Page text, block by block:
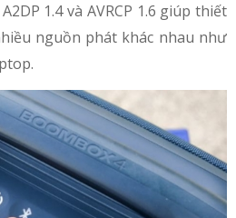
1.4 và AVRCP 1.6 giúp thiết
nguồn phát khác nhau như